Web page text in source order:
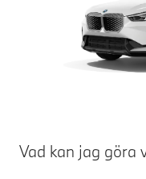
Vad kan jag göra